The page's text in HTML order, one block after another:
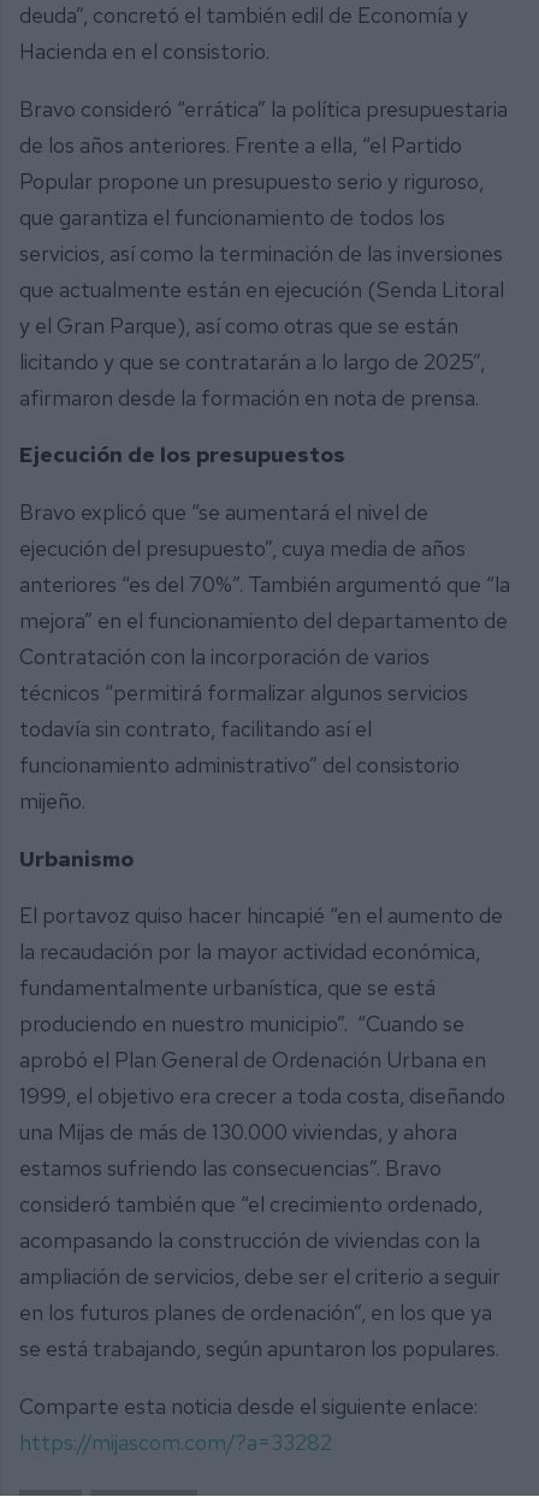
deuda”, concretó el también edil de Economía y
Hacienda en el consistorio.
Bravo consideró “errática” la política presupuestaria
de los años anteriores. Frente a ella, “el Partido
Popular propone un presupuesto serio y riguroso,
que garantiza el funcionamiento de todos los
servicios, así como la terminación de las inversiones
que actualmente están en ejecución (Senda Litoral
y el Gran Parque), así como otras que se están
licitando y que se contratarán a lo largo de 2025”,
afirmaron desde la formación en nota de prensa.
Ejecución de los presupuestos
Bravo explicó que “se aumentará el nivel de
ejecución del presupuesto”, cuya media de años
anteriores “es del 70%”. También argumentó que “la
mejora” en el funcionamiento del departamento de
Contratación con la incorporación de varios
técnicos “permitirá formalizar algunos servicios
todavía sin contrato, facilitando así el
funcionamiento administrativo” del consistorio
mijeño.
Urbanismo
El portavoz quiso hacer hincapié “en el aumento de
la recaudación por la mayor actividad económica,
fundamentalmente urbanística, que se está
produciendo en nuestro municipio”. “Cuando se
aprobó el Plan General de Ordenación Urbana en
1999, el objetivo era crecer a toda costa, diseñando
una Mijas de más de 130.000 viviendas, y ahora
estamos sufriendo las consecuencias”. Bravo
consideró también que “el crecimiento ordenado,
acompasando la construcción de viviendas con la
ampliación de servicios, debe ser el criterio a seguir
en los futuros planes de ordenación”, en los que ya
se está trabajando, según apuntaron los populares.
Comparte esta noticia desde el siguiente enlace:
https://mijascom.com/?a=33282